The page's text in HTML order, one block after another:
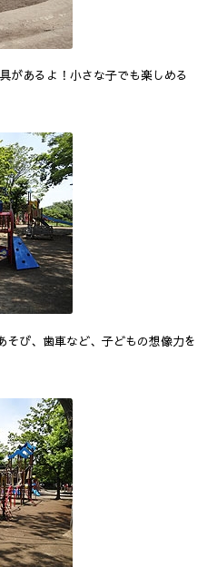
があるよ！小さな子でも楽しめる
そび、歯車など、子どもの想像力を